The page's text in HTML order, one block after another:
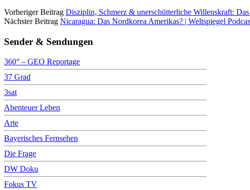
Vorheriger Beitrag Disziplin, Schmerz & unerschütterliche Willenskraft:
Nächster Beitrag Nicaragua: Das Nordkorea Amerikas? | Weltspiegel
Sender & Sendungen
360° – GEO Reportage
37 Grad
3sat
Abenteuer Leben
Arte
Bayerisches Fernsehen
Die Frage
DW Doku
Fokus TV